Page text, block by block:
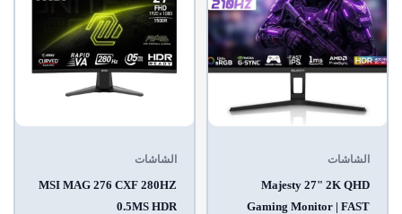
الشاشات
Majesty 27" 2K QHD
Gaming Monitor | FAST
الشاشات
MSI MAG 276 CXF 280HZ
0.5MS HDR